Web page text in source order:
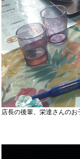
店長の後輩、栄達さんのお